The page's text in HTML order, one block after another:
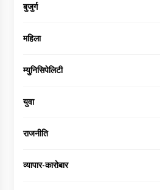
बुजुर्ग
महिला
म्युनिसिपेलिटी
युवा
राजनीति
व्यापार-कारोबार